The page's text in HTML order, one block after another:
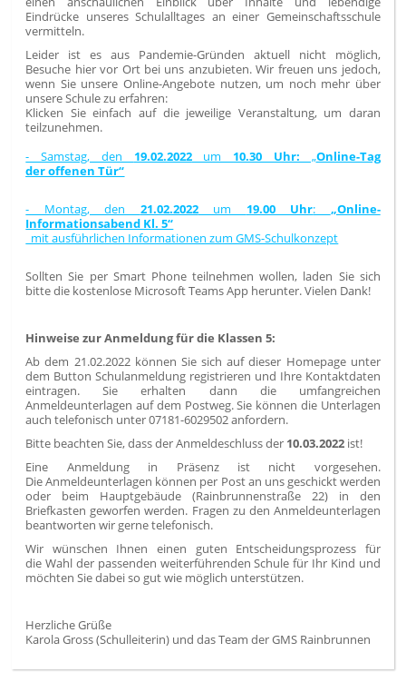
Eindrücke unseres Schulalltages an einer Gemeinschaftsschule
vermitteln.
Leider ist es aus Pandemie-Gründen aktuell nicht möglich,
Besuche hier vor Ort bei uns anzubieten. Wir freuen uns jedoch,
wenn Sie unsere Online-Angebote nutzen, um noch mehr über
unsere Schule zu erfahren:
Klicken Sie einfach auf die jeweilige Veranstaltung, um daran
teilzunehmen.
- Samstag, den 19.02.2022um 10.30 Uhr: „Online-Tag
der offenen Tür“
- Montag, den 21.02.2022um 19.00 Uhr: „Online-
Informationsabend Kl. 5“
mit ausführlichen Informationen zum GMS-Schulkonzept
Sollten Sie per Smart Phone teilnehmen wollen, laden Sie sich
bitte die kostenlose Microsoft Teams App herunter. Vielen Dank!
Hinweise zur Anmeldung für die Klassen 5:
Ab dem 21.02.2022 können Sie sich auf dieser Homepage unter
dem Button Schulanmeldung registrieren und Ihre Kontaktdaten
eintragen. Sie erhalten dann die umfangreichen
Anmeldeunterlagen auf dem Postweg. Sie können die Unterlagen
auch telefonisch unter 07181-6029502 anfordern.
Bitte beachten Sie, dass der Anmeldeschluss der 10.03.2022 ist!
Eine Anmeldung in Präsenz ist nicht vorgesehen.
Die Anmeldeunterlagen können per Post an uns geschickt werden
oder beim Hauptgebäude (Rainbrunnenstraße 22) in den
Briefkasten geworfen werden. Fragen zu den Anmeldeunterlagen
beantworten wir gerne telefonisch.
Wir wünschen Ihnen einen guten Entscheidungsprozess für
die Wahl der passenden weiterführenden Schule für Ihr Kind und
möchten Sie dabei so gut wie möglich unterstützen.
Herzliche Grüße
Karola Gross (Schulleiterin) und das Team der GMS Rainbrunnen